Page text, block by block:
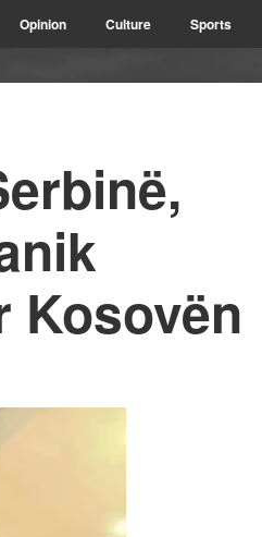
Opinion Culture Sports
Kosovën